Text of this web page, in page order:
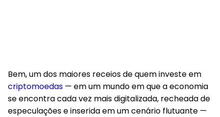
Bem, um dos maiores receios de quem investe em
criptomoedas — em um mundo em que a economia
se encontra cada vez mais digitalizada, recheada de
especulações e inserida em um cenário flutuante —